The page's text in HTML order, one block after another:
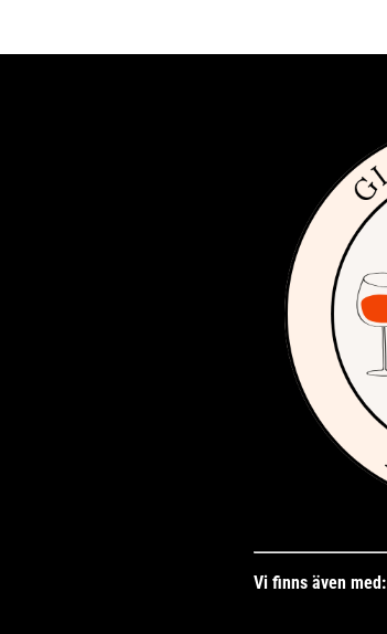
Vi finns även med: